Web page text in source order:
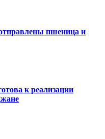
пшеница и
к реализации